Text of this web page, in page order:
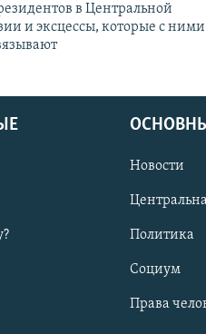
в Центральной
и эксцессы, которые с ними
Новости
Политика
Социум
Права